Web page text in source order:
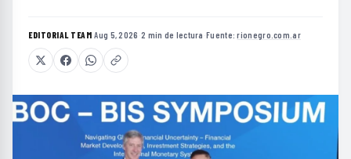
EDITORIAL TEAM·Aug 5, 2026 ·2 min de lectura ·Fuente:rionegro.com.ar